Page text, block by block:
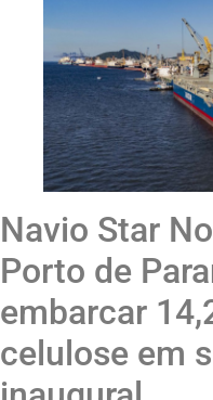
Navio Star
Porto de
embarcar
celulose em